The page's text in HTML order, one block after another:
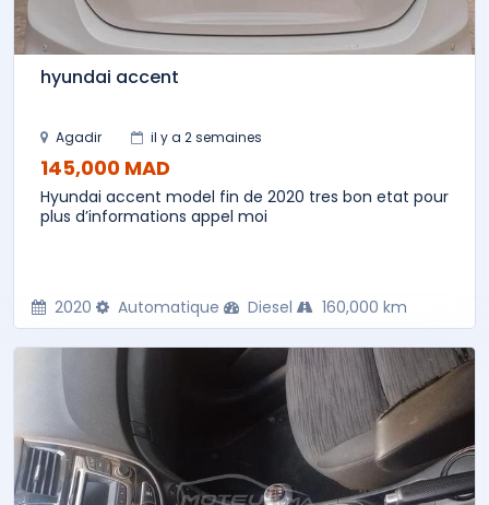
hyundai accent
Agadir il y a 2 semaines
145,000 MAD
Hyundai accent model fin de 2020 tres bon etat pour
plus d’informations appel moi
2020 Automatique Diesel 160,000 km